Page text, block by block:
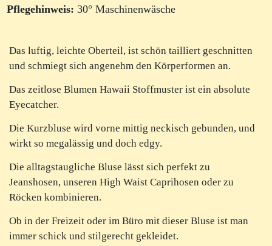
Pflegehinweis: 30° Maschinenwäsche
Das luftig, leichte Oberteil, ist schön tailliert geschnitten
und schmiegt sich angenehm den Körperformen an.
Das zeitlose Blumen Hawaii Stoffmuster ist ein absolute
Eyecatcher.
Die Kurzbluse wird vorne mittig neckisch gebunden, und
wirkt so megalässig und doch edgy.
Die alltagstaugliche Bluse lässt sich perfekt zu
Jeanshosen, unseren High Waist Caprihosen oder zu
Röcken kombinieren.
Ob in der Freizeit oder im Büro mit dieser Bluse ist man
immer schick und stilgerecht gekleidet.